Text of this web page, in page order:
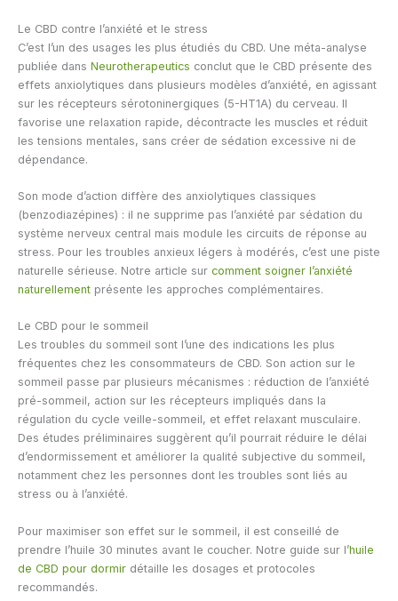
Le CBD contre l’anxiété et le stress
C’est l’un des usages les plus étudiés du CBD. Une méta-analyse
publiée dans Neurotherapeutics conclut que le CBD présente des
effets anxiolytiques dans plusieurs modèles d’anxiété, en agissant
sur les récepteurs sérotoninergiques (5-HT1A) du cerveau. Il
favorise une relaxation rapide, décontracte les muscles et réduit
les tensions mentales, sans créer de sédation excessive ni de
dépendance.
Son mode d’action diffère des anxiolytiques classiques
(benzodiazépines) : il ne supprime pas l’anxiété par sédation du
système nerveux central mais module les circuits de réponse au
stress. Pour les troubles anxieux légers à modérés, c’est une piste
naturelle sérieuse. Notre article sur comment soigner l’anxiété
naturellement présente les approches complémentaires.
Le CBD pour le sommeil
Les troubles du sommeil sont l’une des indications les plus
fréquentes chez les consommateurs de CBD. Son action sur le
sommeil passe par plusieurs mécanismes : réduction de l’anxiété
pré-sommeil, action sur les récepteurs impliqués dans la
régulation du cycle veille-sommeil, et effet relaxant musculaire.
Des études préliminaires suggèrent qu’il pourrait réduire le délai
d’endormissement et améliorer la qualité subjective du sommeil,
notamment chez les personnes dont les troubles sont liés au
stress ou à l’anxiété.
Pour maximiser son effet sur le sommeil, il est conseillé de
prendre l’huile 30 minutes avant le coucher. Notre guide sur l’huile
de CBD pour dormir détaille les dosages et protocoles
recommandés.